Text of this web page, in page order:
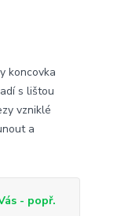
koncovka
s lištou
vzniklé
a
- popř.